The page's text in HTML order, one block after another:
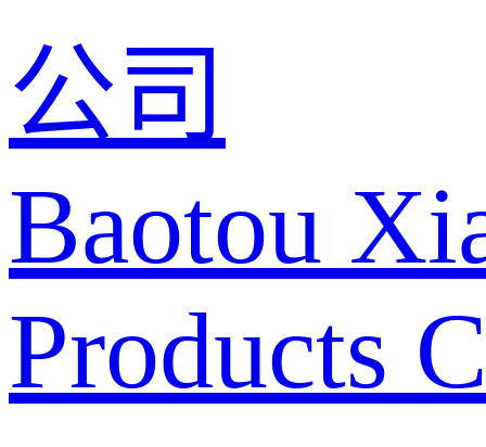
公司
Baotou
Products